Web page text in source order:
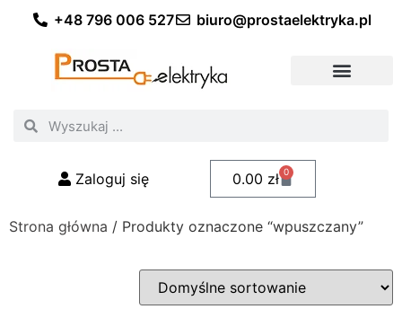
+48 796 006 527 biuro@prostaelektryka.pl
Zaloguj się 0.00 zł 0
Strona główna / Produkty oznaczone “wpuszczany”